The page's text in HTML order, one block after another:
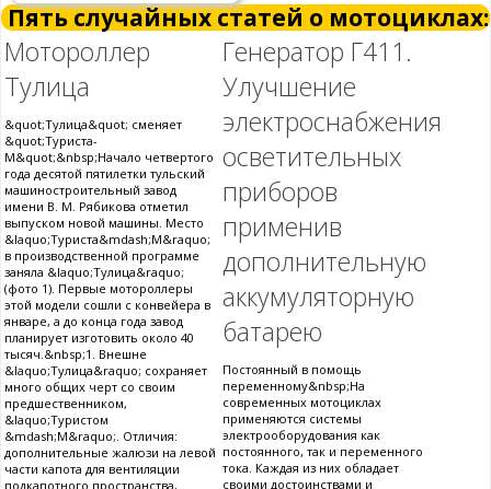
Пять случайных статей о мотоциклах:
Мотороллер
Тулица
&quot;Тулица&quot; сменяет
&quot;Туриста-
М&quot;&nbsp;Начало четвертого
года десятой пятилетки тульский
машиностроительный завод
имени В. М. Рябикова отметил
выпуском новой машины. Место
&laquo;Туриста&mdash;М&raquo;
в производственной программе
заняла &laquo;Тулица&raquo;
(фото 1). Первые мотороллеры
этой модели сошли с конвейера в
январе, а до конца года завод
планирует изготовить около 40
тысяч.&nbsp;1. Внешне
&laquo;Тулица&raquo; сохраняет
много общих черт со своим
предшественником,
&laquo;Туристом
&mdash;М&raquo;. Отличия:
дополнительные жалюзи на левой
части капота для вентиляции
подкапотного пространства,
Генератор Г411.
Улучшение
электроснабжения
осветительных
приборов
применив
дополнительную
аккумуляторную
батарею
Постоянный в помощь
переменному&nbsp;На
современных мотоциклах
применяются системы
электрооборудования как
постоянного, так и переменного
тока. Каждая из них обладает
своими достоинствами и